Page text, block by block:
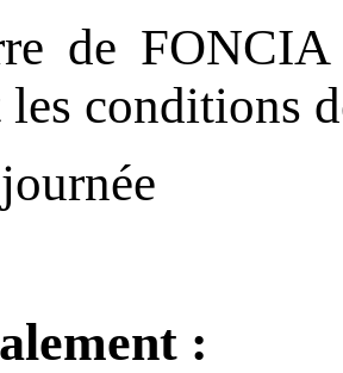
de FONCIA
conditions
: